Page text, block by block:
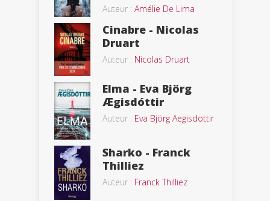
Auteur : Amélie De Lima
Cinabre - Nicolas
Druart
Auteur : Nicolas Druart
Elma - Eva Björg
Ægisdóttir
Auteur : Eva Björg Aegisdottir
Sharko - Franck
Thilliez
Auteur : Franck Thilliez